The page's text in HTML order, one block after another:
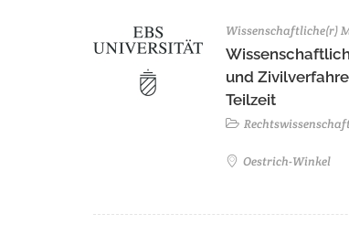
Wissenschaftliche(r)
und
Teilzeit
Oestrich-Winkel